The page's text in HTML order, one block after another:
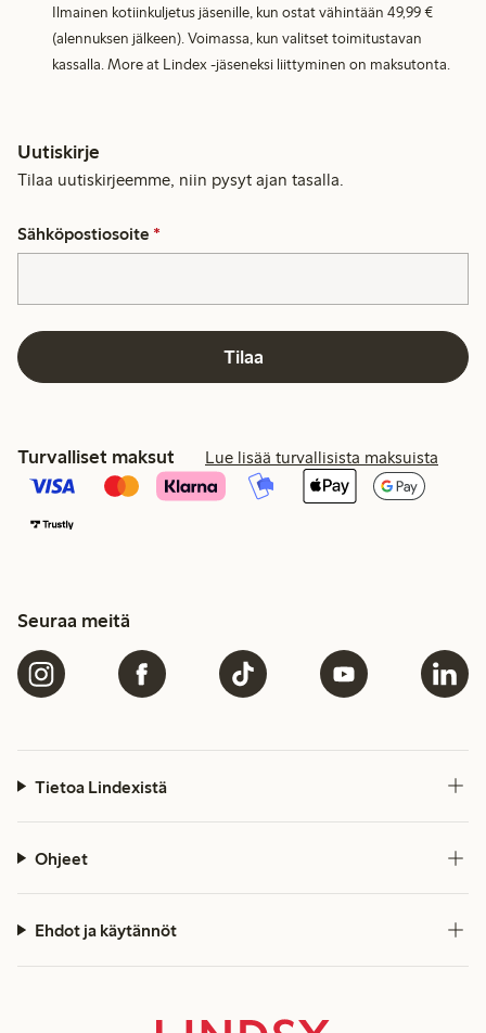
Ilmainen kotiinkuljetus jäsenille, kun ostat vähintään 49,99 €
(alennuksen jälkeen). Voimassa, kun valitset toimitustavan
kassalla. More at Lindex -jäseneksi liittyminen on maksutonta.
Uutiskirje
Tilaa uutiskirjeemme, niin pysyt ajan tasalla.
Sähköpostiosoite *
Tilaa
Turvalliset maksut Lue lisää turvallisista maksuista
Seuraa meitä
Tietoa Lindexistä
Ohjeet
Ehdot ja käytännöt